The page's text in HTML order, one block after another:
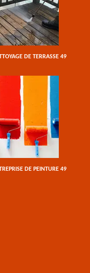
DE TERRASSE 49
DE PEINTURE 49